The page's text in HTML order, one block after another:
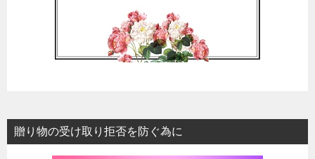
贈り物の受け取り拒否を防ぐ為に